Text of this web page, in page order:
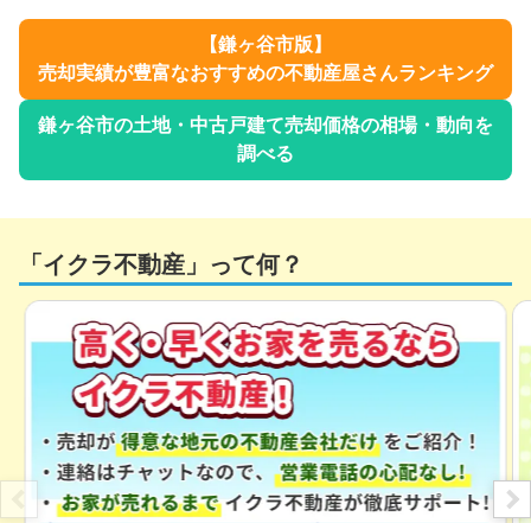
【鎌ヶ谷市版】
売却実績が豊富なおすすめの不動産屋さんランキング
鎌ヶ谷市の土地・中古戸建て売却価格の相場・動向を
調べる
「イクラ不動産」って何？